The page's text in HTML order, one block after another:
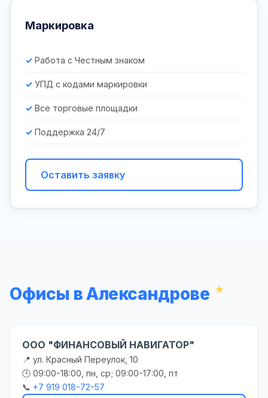
Маркировка
Работа с Честным знаком
УПД с кодами маркировки
Все торговые площадки
Поддержка 24/7
Оставить заявку
Офисы в Александрове
ООО "ФИНАНСОВЫЙ НАВИГАТОР"
📍 ул. Красный Переулок, 10
🕒 09:00-18:00, пн, ср; 09:00-17:00, пт
📞 +7 919 018-72-57